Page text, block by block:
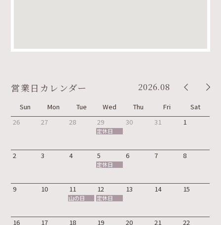
営業日カレンダー 2026.08
Sun Mon Tue Wed Thu Fri
Sat
26
27 28 29
定休日
30 31 1
2 3 4 5
定休日
6 7 8
9 10 11
山の日
12
定休日
13 14 15
16 17 18 19 20 21 22